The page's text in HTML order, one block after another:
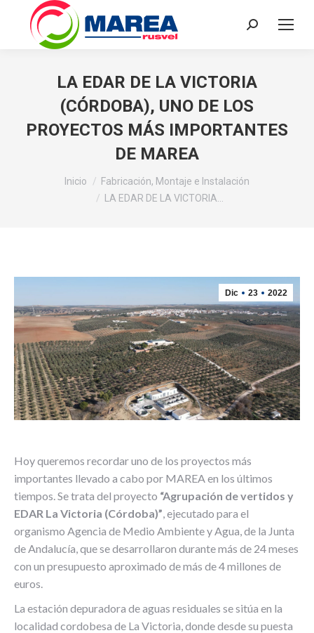
Buscar:
LA EDAR DE LA VICTORIA
(CÓRDOBA), UNO DE LOS
PROYECTOS MÁS IMPORTANTES
DE MAREA
Inicio
Fabricación, Montaje e Instalación
LA EDAR DE LA VICTORIA…
Dic 23 2022
Hoy queremos recordar uno de los proyectos más
importantes llevado a cabo por MAREA en los últimos
tiempos. Se trata del proyecto “Agrupación de vertidos y
EDAR La Victoria (Córdoba)”, ejecutado para el
organismo Agencia de Medio Ambiente y Agua, de la Junta
de Andalucía, que se desarrollaron durante más de 24 meses
con un presupuesto aproximado de más de 4 millones de
euros.
La estación depuradora de aguas residuales se sitúa en la
localidad cordobesa de La Victoria, donde desde su puesta